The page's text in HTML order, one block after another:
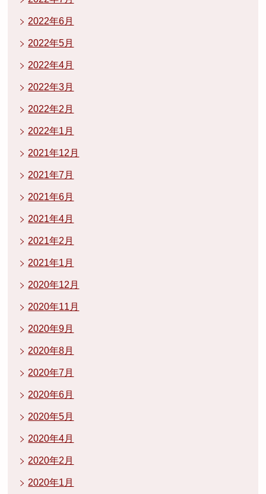
2022年6月
2022年5月
2022年4月
2022年3月
2022年2月
2022年1月
2021年12月
2021年7月
2021年6月
2021年4月
2021年2月
2021年1月
2020年12月
2020年11月
2020年9月
2020年8月
2020年7月
2020年6月
2020年5月
2020年4月
2020年2月
2020年1月